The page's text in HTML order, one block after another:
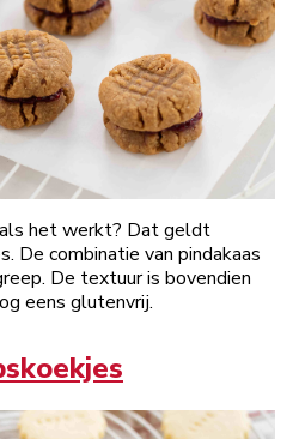
het werkt? Dat geldt
De combinatie van pindakaas
De textuur is bovendien
eens glutenvrij.